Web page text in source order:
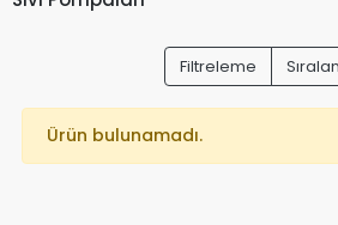
Filtreleme
Ürün bulunamadı.